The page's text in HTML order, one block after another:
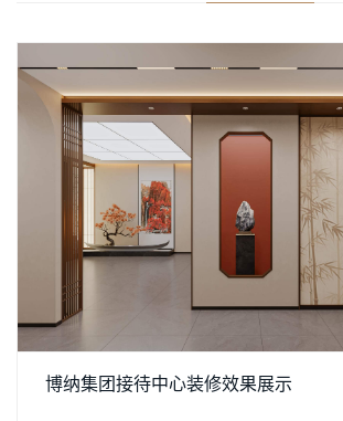
美学，删繁去奢，留白有度。 整体空间以现代高
博纳集团接待中心装修效果展示